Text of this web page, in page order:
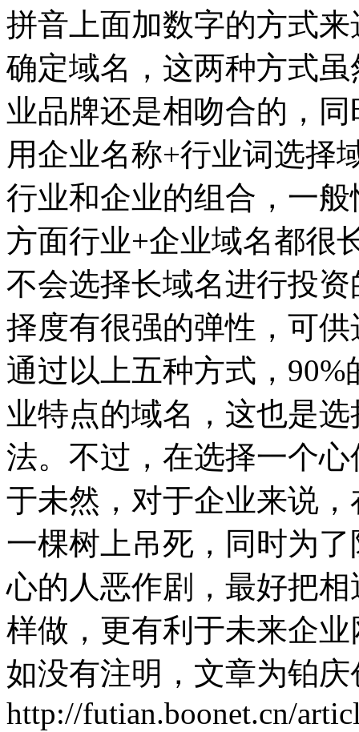
拼音上面加数字的方式
确定域名，这两种方式
业品牌还是相吻合的，
用企业名称+行业词选择
行业和企业的组合，一
方面行业+企业域名都很
不会选择长域名进行投
择度有很强的弹性，可
通过以上五种方式，
业特点的域名，这也是
法。不过，在选择一个
于未然，对于企业来说
一棵树上吊死，同时为
心的人恶作剧，最好把
样做，更有利于未来企
如没有注明，文章为铂
http://futian.boonet.cn/